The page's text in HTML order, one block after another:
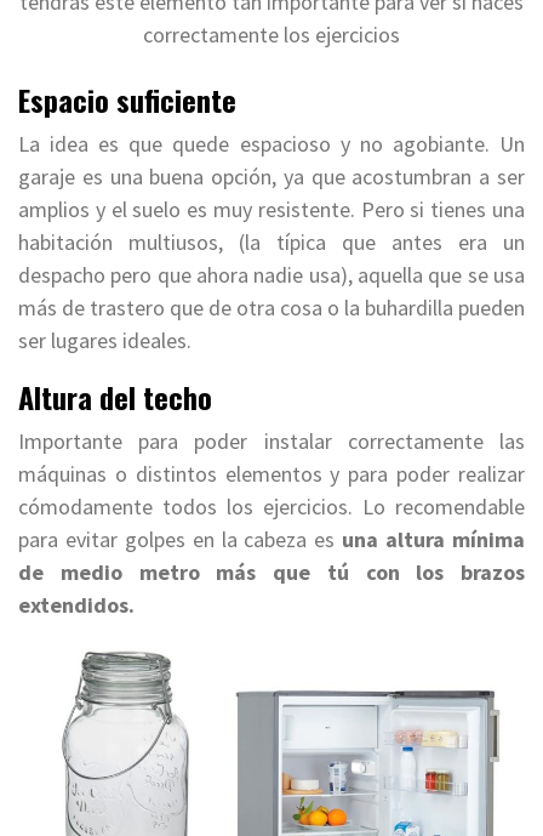
correctamente los ejercicios
Espacio suficiente
La idea es que quede espacioso y no agobiante. Un
garaje es una buena opción, ya que acostumbran a ser
amplios y el suelo es muy resistente. Pero si tienes una
habitación multiusos, (la típica que antes era un
despacho pero que ahora nadie usa), aquella que se usa
más de trastero que de otra cosa o la buhardilla pueden
ser lugares ideales.
Altura del techo
Importante para poder instalar correctamente las
máquinas o distintos elementos y para poder realizar
cómodamente todos los ejercicios. Lo recomendable
para evitar golpes en la cabeza es una altura mínima
de medio metro más que tú con los brazos
extendidos.